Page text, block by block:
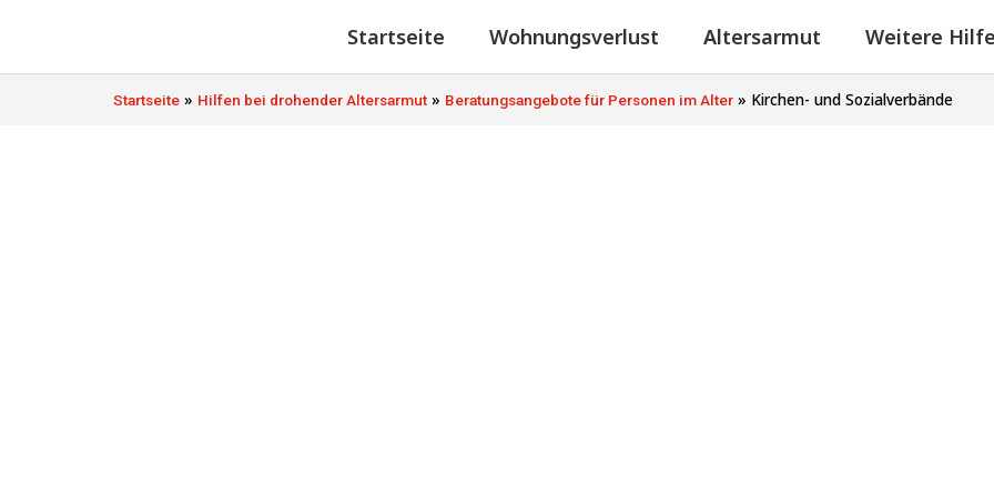
Startseite Wohnungsverlust Altersarmut Weitere
Startseite » Hilfen bei drohender Altersarmut » Beratungsangebote für Personen im Alter » Kirchen- und Sozialverbände